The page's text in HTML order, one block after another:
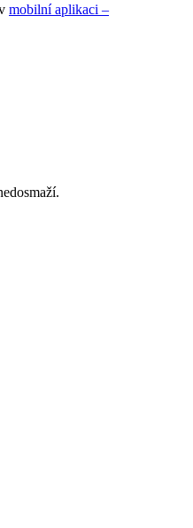
mobilní aplikaci –